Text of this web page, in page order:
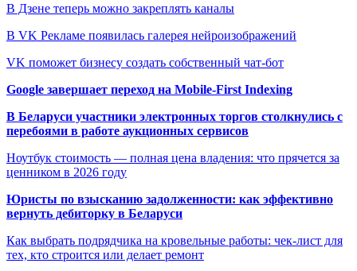
В Дзене теперь можно закреплять каналы
В VK Рекламе появилась галерея нейроизображений
VK поможет бизнесу создать собственный чат-бот
Google завершает переход на Mobile-First Indexing
В Беларуси участники электронных торгов столкнулись с
перебоями в работе аукционных сервисов
Ноутбук стоимость — полная цена владения: что прячется за
ценником в 2026 году
Юристы по взысканию задолженности: как эффективно
вернуть дебиторку в Беларуси
Как выбрать подрядчика на кровельные работы: чек-лист для
тех, кто строится или делает ремонт